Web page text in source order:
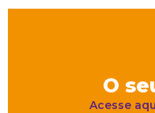
O
Acesse